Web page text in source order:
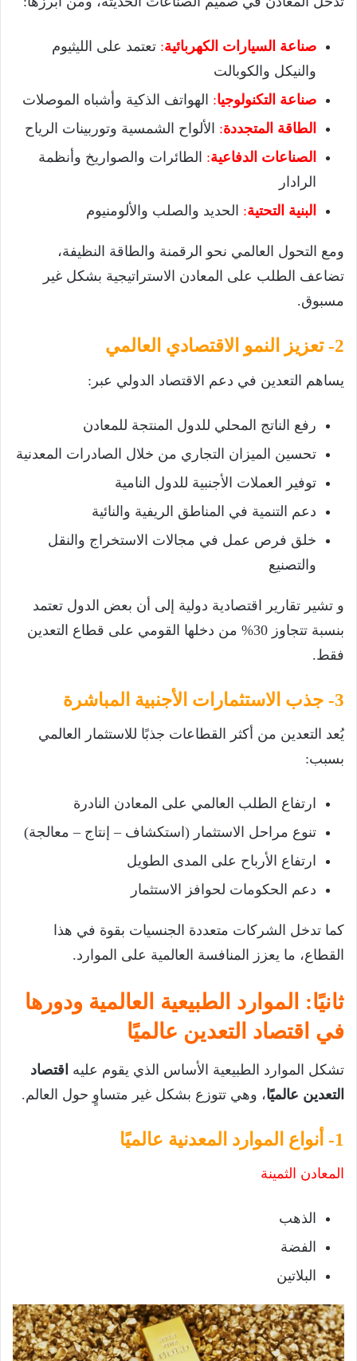
صناعة السيارات الكهربائية: تعتمد على الليثيوم
والنيكل والكوبالت
صناعة التكنولوجيا: الهواتف الذكية وأشباه الموصلات
الطاقة المتجددة: الألواح الشمسية وتوربينات الرياح
الصناعات الدفاعية: الطائرات والصواريخ وأنظمة
الرادار
البنية التحتية: الحديد والصلب والألومنيوم
ومع التحول العالمي نحو الرقمنة والطاقة النظيفة،
تضاعف الطلب على المعادن الاستراتيجية بشكل غير
مسبوق.
2- تعزيز النمو الاقتصادي العالمي
يساهم التعدين في دعم الاقتصاد الدولي عبر:
رفع الناتج المحلي للدول المنتجة للمعادن
تحسين الميزان التجاري من خلال الصادرات المعدنية
توفير العملات الأجنبية للدول النامية
دعم التنمية في المناطق الريفية والنائية
خلق فرص عمل في مجالات الاستخراج والنقل
والتصنيع
و تشير تقارير اقتصادية دولية إلى أن بعض الدول تعتمد
بنسبة تتجاوز 30% من دخلها القومي على قطاع التعدين
فقط.
3- جذب الاستثمارات الأجنبية المباشرة
يُعد التعدين من أكثر القطاعات جذبًا للاستثمار العالمي
بسبب:
ارتفاع الطلب العالمي على المعادن النادرة
تنوع مراحل الاستثمار (استكشاف – إنتاج – معالجة)
ارتفاع الأرباح على المدى الطويل
دعم الحكومات لحوافز الاستثمار
كما تدخل الشركات متعددة الجنسيات بقوة في هذا
القطاع، ما يعزز المنافسة العالمية على الموارد.
ثانيًا: الموارد الطبيعية العالمية ودورها
في اقتصاد التعدين عالميًا
تشكل الموارد الطبيعية الأساس الذي يقوم عليه اقتصاد
التعدين عالميًا، وهي تتوزع بشكل غير متساوٍ حول العالم.
1- أنواع الموارد المعدنية عالميًا
المعادن الثمينة
الذهب
الفضة
البلاتين